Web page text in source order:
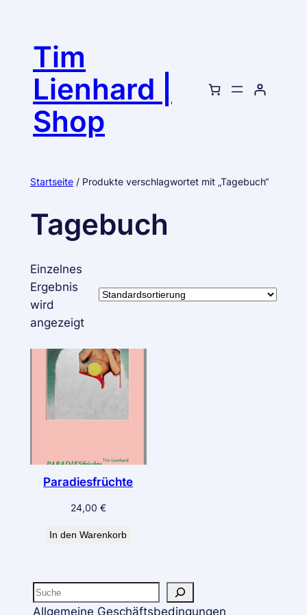
Tim
Lienhard |
Shop
Startseite/ Produkte verschlagwortet mit „Tagebuch“
Tagebuch
Einzelnes
Ergebnis
wird
angezeigt
Paradiesfrüchte
24,00 €
In den Warenkorb
Allgemeine Geschäftsbedingungen